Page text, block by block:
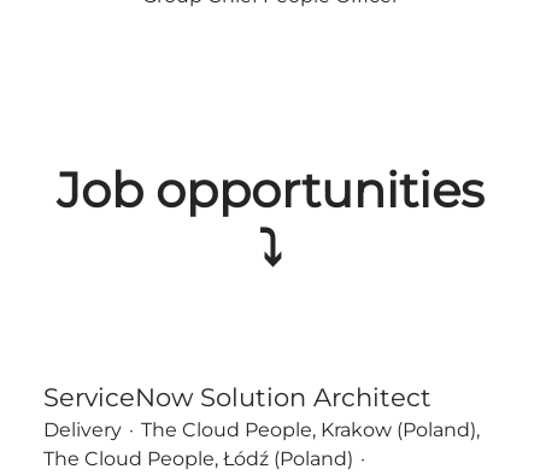
Job opportunities
⤵
ServiceNow Solution Architect
Delivery · The Cloud People, Krakow (Poland),
The Cloud People, Łódź (Poland) ·